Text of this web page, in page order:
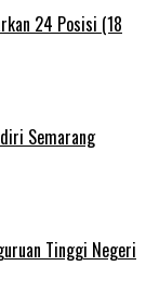
24 Posisi (18
Semarang
Tinggi Negeri